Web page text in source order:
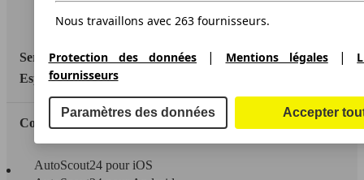
Accessibility Statement
Service
Espace Pro
Contact
AutoScout24 pour iOS
Nous travaillons avec 263 fournisseurs.
Protection des données | Mentions légales|
fournisseurs
Paramètres des données Accepter